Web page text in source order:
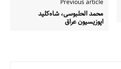
Previous article
محمد الحلبوسی، شاه‌کلید
اپوزیسیون عراق